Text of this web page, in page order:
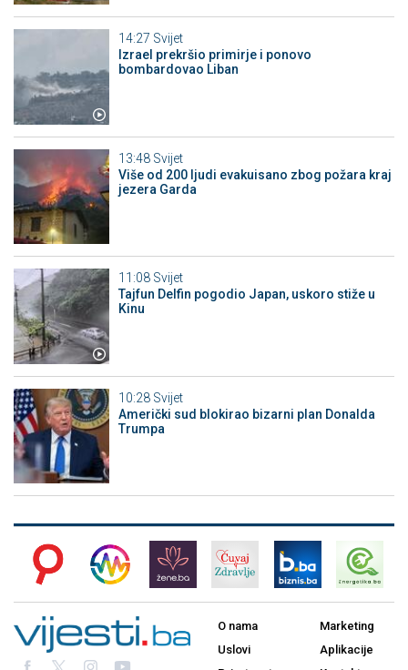
14:27 Svijet
Izrael prekršio primirje i ponovo
bombardovao Liban
13:48 Svijet
Više od 200 ljudi evakuisano zbog požara kraj
jezera Garda
11:08 Svijet
Tajfun Delfin pogodio Japan, uskoro stiže u
Kinu
10:28 Svijet
Američki sud blokirao bizarni plan Donalda
Trumpa
O nama
Uslovi
Marketing
Aplikacije